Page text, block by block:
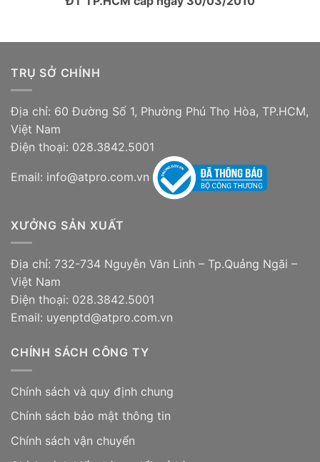
TRỤ SỞ CHÍNH
Địa chỉ: 60 Đường Số 1, Phường Phú Thọ Hòa, TP.HCM,
Việt Nam
Điện thoại: 028.3842.5001
Email: info@atpro.com.vn
XƯỞNG SẢN XUẤT
Địa chỉ: 732-734 Nguyễn Văn Linh – Tp.Quảng Ngãi –
Việt Nam
Điện thoại: 028.3842.5001
Email: uyenptd@atpro.com.vn
CHÍNH SÁCH CÔNG TY
Chính sách và quy định chung
Chính sách bảo mật thông tin
Chính sách vận chuyển